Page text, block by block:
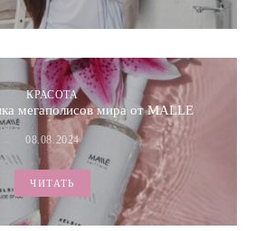
КРАСОТА
мегаполисов мира от MALLE
08.08.2024
ЧИТАТЬ